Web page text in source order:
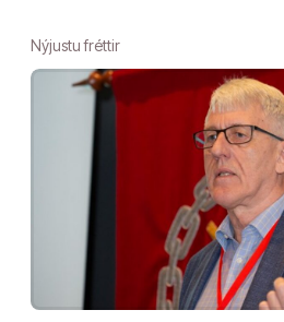
Nýjustu fréttir